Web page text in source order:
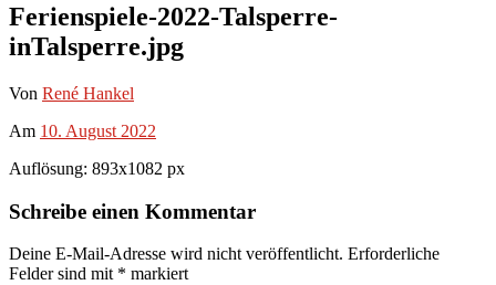
Ferienspiele-2022-Talsperre-
inTalsperre.jpg
Von René Hankel
Am 10. August 2022
Auflösung: 893x1082 px
Schreibe einen Kommentar
Deine E-Mail-Adresse wird nicht veröffentlicht. Erforderliche
Felder sind mit * markiert